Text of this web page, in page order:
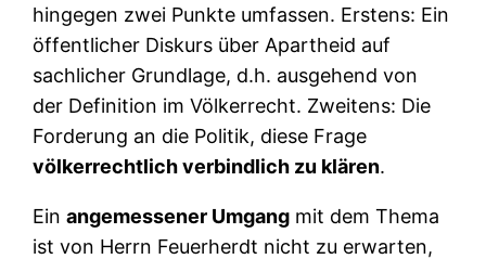
hingegen zwei Punkte umfassen. Erstens: Ein
öffentlicher Diskurs über Apartheid auf
sachlicher Grundlage, d.h. ausgehend von
der Definition im Völkerrecht. Zweitens: Die
Forderung an die Politik, diese Frage
völkerrechtlich verbindlich zu klären.
Einangemessener Umgang mit dem Thema
ist von Herrn Feuerherdt nicht zu erwarten,